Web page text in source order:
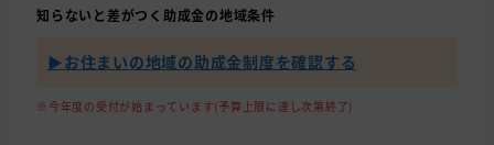
知らないと差がつく助成金の地域条件
▶︎お住まいの地域の助成金制度を確認する
※今年度の受付が始まっています(予算上限に達し次第終了)